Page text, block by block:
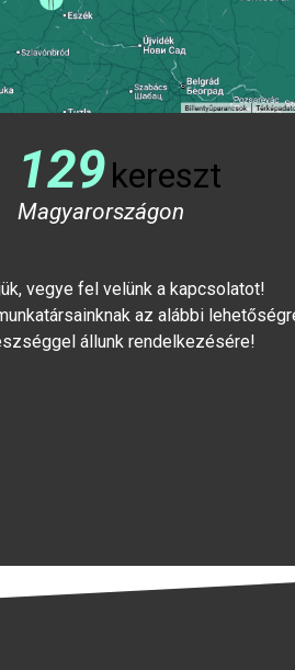
129kereszt
Magyarországon
vegye fel velünk a kapcsolatot!
az alábbi
állunk rendelkezésére!